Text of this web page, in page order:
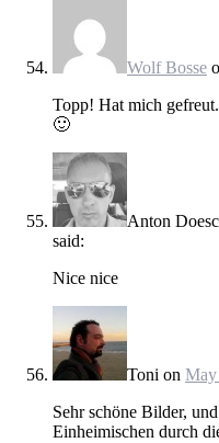
Wolf Bosse
Topp! Hat mich
🙂
Anton
said:
Nice nice
Toni on May
Sehr schöne Bilder,
Einheimischen durch